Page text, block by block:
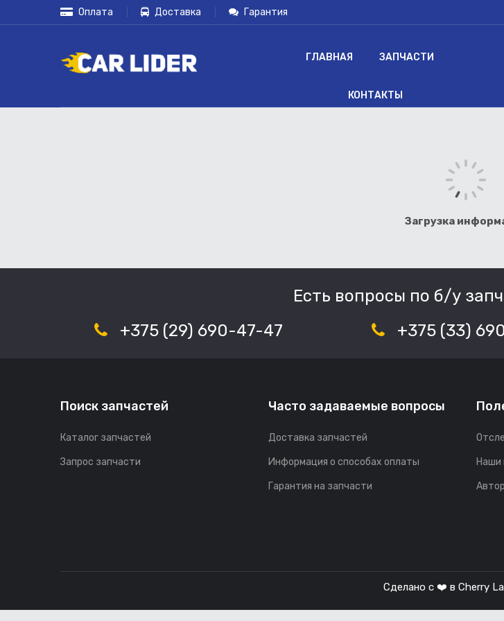
Оплата Доставка Гарантия
ГЛАВНАЯ ЗАПЧАСТИ
КОНТАКТЫ
Загрузка
Есть вопросы по б/у
+375 (29) 690-47-47
+375 (33)
Поиск запчастей
Каталог запчастей
Запрос запчасти
Часто задаваемые вопросы
Доставка запчастей
Информация о способах оплаты
Гарантия на запчасти
Наши
Сделано с ❤️ в Cherry